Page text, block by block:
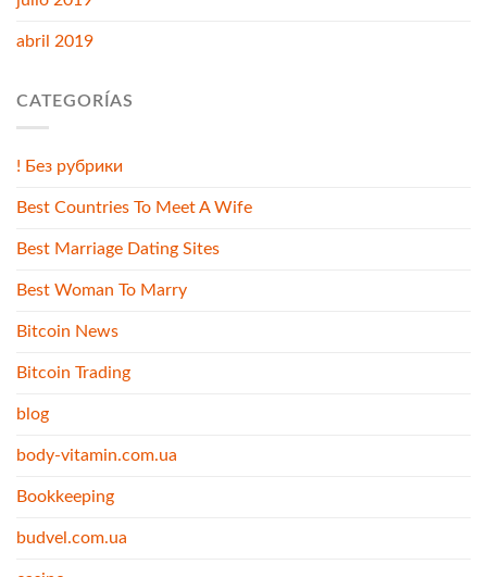
abril 2019
CATEGORÍAS
! Без рубрики
Best Countries To Meet A Wife
Best Marriage Dating Sites
Best Woman To Marry
Bitcoin News
Bitcoin Trading
blog
body-vitamin.com.ua
Bookkeeping
budvel.com.ua